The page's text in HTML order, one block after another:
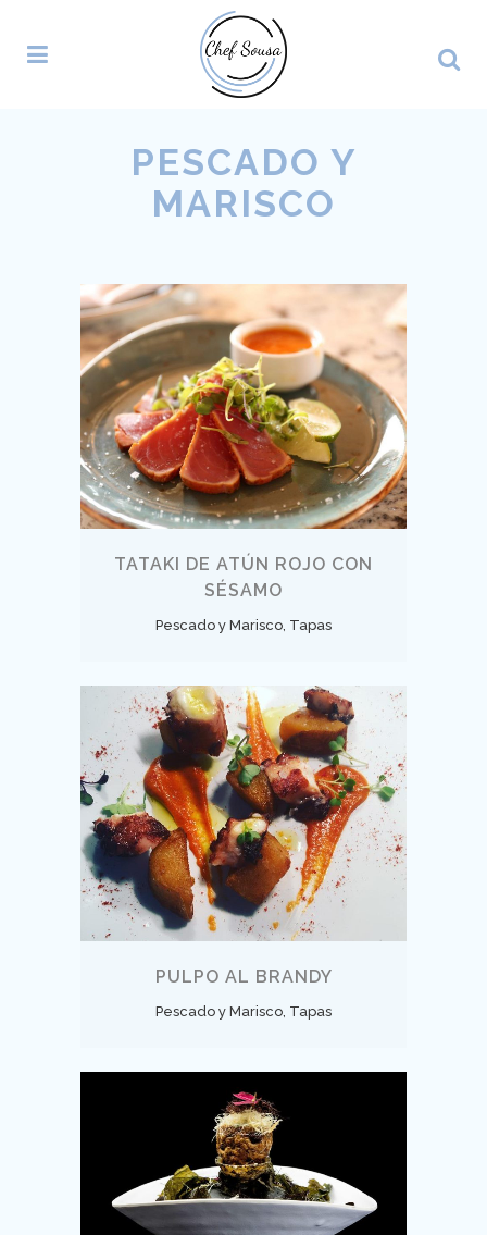
PESCADO Y
MARISCO
TATAKI DE ATÚN ROJO CON
SÉSAMO
Pescado y Marisco, Tapas
PULPO AL BRANDY
Pescado y Marisco, Tapas